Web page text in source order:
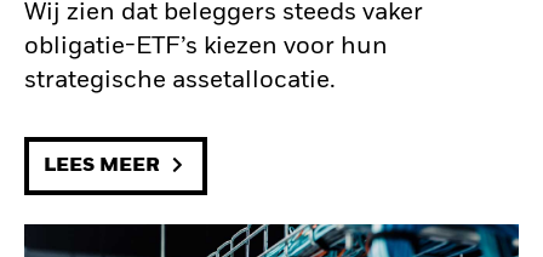
Wij zien dat beleggers steeds vaker
obligatie-ETF’s kiezen voor hun
strategische assetallocatie.
LEES MEER